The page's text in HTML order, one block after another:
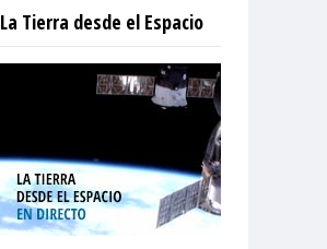
La Tierra desde el Espacio